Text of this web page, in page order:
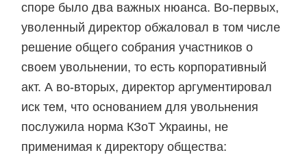
споре было два важных нюанса. Во-первых,
уволенный директор обжаловал в том числе
решение общего собрания участников о
своем увольнении, то есть корпоративный
акт. А во-вторых, директор аргументировал
иск тем, что основанием для увольнения
послужила норма КЗоТ Украины, не
применимая к директору общества: